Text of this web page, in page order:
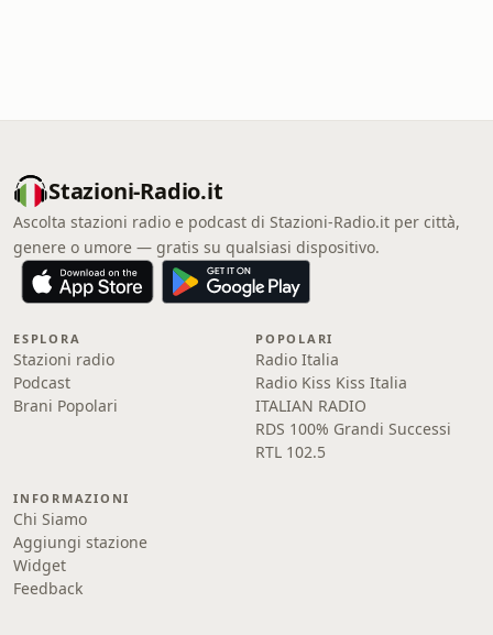
Stazioni-Radio.it
Ascolta stazioni radio e podcast di Stazioni-Radio.it per città,
genere o umore — gratis su qualsiasi dispositivo.
ESPLORA
Stazioni radio
Podcast
Brani Popolari
POPOLARI
Radio Italia
Radio Kiss Kiss Italia
ITALIAN RADIO
RDS 100% Grandi Successi
RTL 102.5
INFORMAZIONI
Chi Siamo
Aggiungi stazione
Widget
Feedback